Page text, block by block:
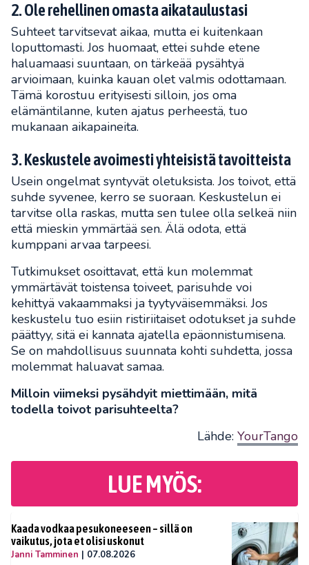
2. Ole rehellinen omasta aikataulustasi
Suhteet tarvitsevat aikaa, mutta ei kuitenkaan
loputtomasti. Jos huomaat, ettei suhde etene
haluamaasi suuntaan, on tärkeää pysähtyä
arvioimaan, kuinka kauan olet valmis odottamaan.
Tämä korostuu erityisesti silloin, jos oma
elämäntilanne, kuten ajatus perheestä, tuo
mukanaan aikapaineita.
3. Keskustele avoimesti yhteisistä tavoitteista
Usein ongelmat syntyvät oletuksista. Jos toivot, että
suhde syvenee, kerro se suoraan. Keskustelun ei
tarvitse olla raskas, mutta sen tulee olla selkeä niin
että mieskin ymmärtää sen. Älä odota, että
kumppani arvaa tarpeesi.
Tutkimukset osoittavat, että kun molemmat
ymmärtävät toistensa toiveet, parisuhde voi
kehittyä vakaammaksi ja tyytyväisemmäksi. Jos
keskustelu tuo esiin ristiriitaiset odotukset ja suhde
päättyy, sitä ei kannata ajatella epäonnistumisena.
Se on mahdollisuus suunnata kohti suhdetta, jossa
molemmat haluavat samaa.
Milloin viimeksi pysähdyit miettimään, mitä
todella toivot parisuhteelta?
Lähde: YourTango
LUE MYÖS:
Kaada vodkaa pesukoneeseen – sillä on
vaikutus, jota et olisi uskonut
Janni Tamminen | 07.08.2026